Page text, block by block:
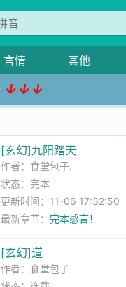
言情 其他
↓↓↓
[玄幻]九阳踏天
作者： 食堂包子.
状态：完本
更新时间：11-06 17:32:50
最新章节： 完本感言！
[玄幻]道
作者： 食堂包子